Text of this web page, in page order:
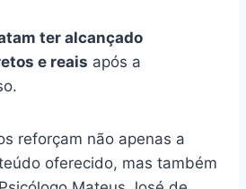
ter alcançado
e reais após a
reforçam não apenas a
oferecido, mas também